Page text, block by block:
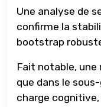
Une analyse de
confirme la
bootstrap
Fait notable, une
que dans le
charge